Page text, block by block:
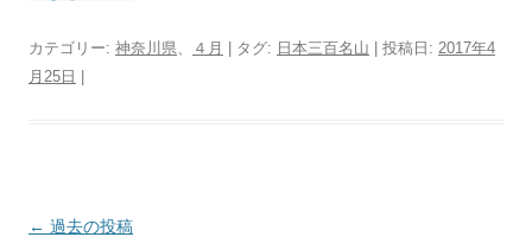
カテゴリー: 神奈川県 ４月 | タグ: 日本三百名山 | 投稿日: 2017年4
月25日
投
← 過去の投稿